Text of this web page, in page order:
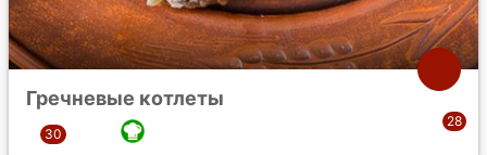
Гречневые котлеты